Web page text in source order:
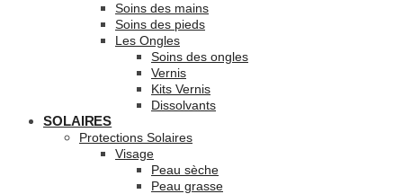
Soins des mains
Soins des pieds
Les Ongles
Soins des ongles
Vernis
Kits Vernis
Dissolvants
SOLAIRES
Protections Solaires
Visage
Peau sèche
Peau grasse